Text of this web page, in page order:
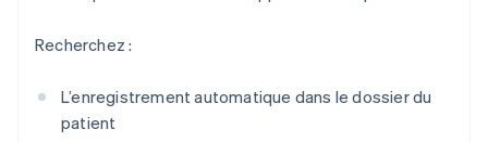
Recherchez :
L’enregistrement automatique dans le dossier du
patient